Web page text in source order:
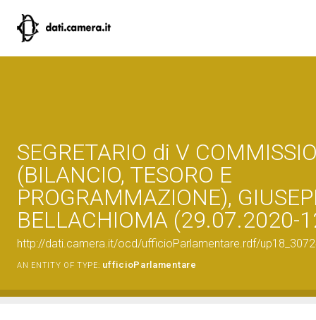
SEGRETARIO di V
(BILANCIO, TESORO E
PROGRAMMAZIONE),
BELLACHIOMA (29.07.2020-
http://dati.camera.it/ocd/ufficioParlamentare.rdf/
AN ENTITY OF TYPE: ufficioParlamentare